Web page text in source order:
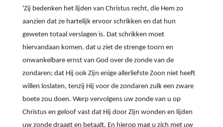
'Zij bedenken het lijden van Christus recht, die Hem zo
aanzien dat ze hartelijk ervoor schrikken en dat hun
geweten totaal verslagen is. Dat schrikken moet
hiervandaan komen, dat u ziet de strenge toorn en
onwankelbare ernst van God over de zonde van de
zondaren; dat Hij ook Zijn enige allerliefste Zoon niet heeft
willen loslaten, tenzij Hij voor de zondaren zulk een zware
boete zou doen. Werp vervolgens uw zonde van u op
Christus en geloof vast dat Hij door Zijn wonden en lijden
uw zonde draagt en betaalt. En hierop mag u zich met uw